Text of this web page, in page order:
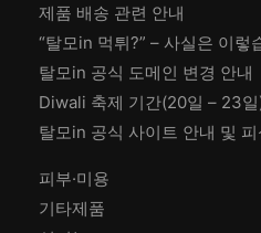
제품 배송 관련 안내
“탈모in 먹튀?” – 사실은 이렇
탈모in 공식 도메인 변경 안내
Diwali 축제 기간(20일 – 23
탈모in 공식 사이트 안내 및
피부·미용
기타제품